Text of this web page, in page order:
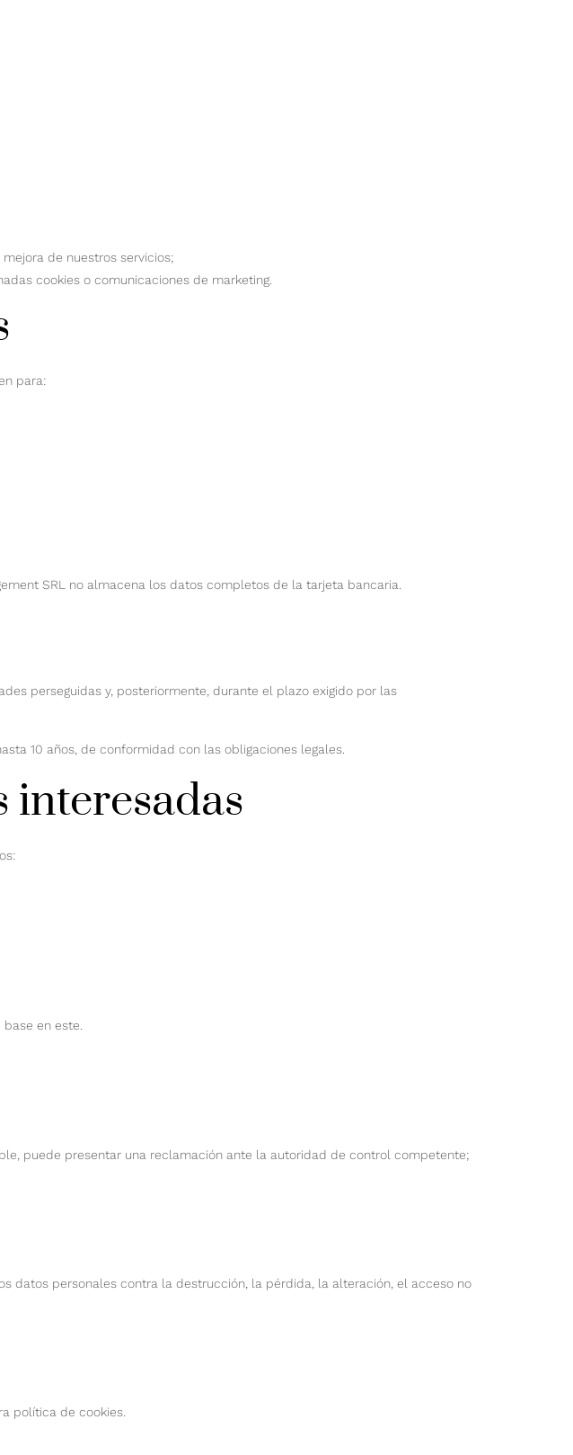
de nuestros servicios;
cookies o comunicaciones de marketing.
para:
SRL no almacena los datos completos de la tarjeta bancaria.
perseguidas y, posteriormente, durante el plazo exigido por las
10 años, de conformidad con las obligaciones legales.
interesadas
en este.
puede presentar una reclamación ante la autoridad de control competente;
datos personales contra la destrucción, la pérdida, la alteración, el acceso no
política de cookies.